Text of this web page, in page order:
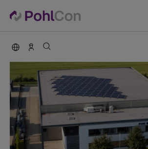
PohlCon international
Contact